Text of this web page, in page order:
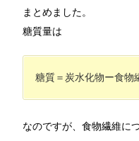
まとめました。
糖質量は
糖質＝炭水化物ー食物
なのですが、食物繊維に